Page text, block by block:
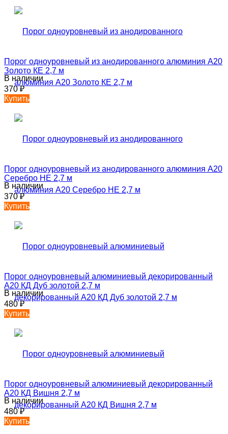
Порог одноуровневый из анодированного алюминия А20
Золото КЕ 2,7 м
В наличии
370₽
Купить
Порог одноуровневый из анодированного алюминия А20
Серебро НЕ 2,7 м
В наличии
370₽
Купить
Порог одноуровневый алюминиевый декорированный
А20 КД Дуб золотой 2,7 м
В наличии
480₽
Купить
Порог одноуровневый алюминиевый декорированный
А20 КД Вишня 2,7 м
В наличии
480₽
Купить